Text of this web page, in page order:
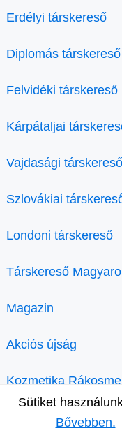
Erdélyi társkereső
Diplomás társkereső
Felvidéki társkereső
Kárpátaljai
Vajdasági társkereső
Szlovákiai
Londoni társkereső
Társkereső
Magazin
Akciós újság
Kozmetika
Sütiket
Bővebben.